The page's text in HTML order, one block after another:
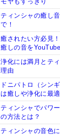
ティンシャの癒し
で！
癒されたい方必見
癒しの音を
浄化には満月とテ
理由
ドニパトロ（シン
は癒しや浄化に最適
ティンシャでパワ
の方法とは？
ティンシャの音色